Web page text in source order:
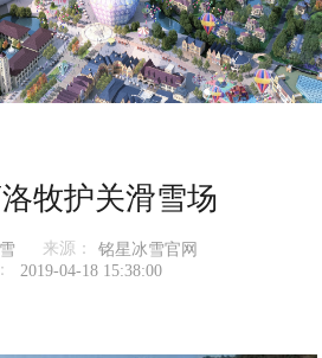
牧护关滑雪场
来源：
铭星冰雪官网
2019-04-18 15:38:00